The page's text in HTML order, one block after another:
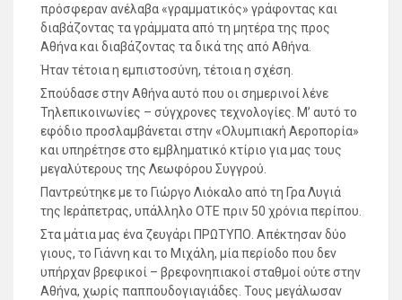
πρόσφεραν ανέλαβα «γραμματικός» γράφοντας και
διαβάζοντας τα γράμματα από τη μητέρα της προς
Αθήνα και διαβάζοντας τα δικά της από Αθήνα.
Ήταν τέτοια η εμπιστοσύνη, τέτοια η σχέση.
Σπούδασε στην Αθήνα αυτό που οι σημερινοί λένε
Τηλεπικοινωνίες – σύγχρονες τεχνολογίες. Μ’ αυτό το
εφόδιο προσλαμβάνεται στην «Ολυμπιακή Αεροπορία»
και υπηρέτησε στο εμβληματικό κτίριο για μας τους
μεγαλύτερους της Λεωφόρου Συγγρού.
Παντρεύτηκε με το Γιώργο Λιόκαλο από τη Γρα Λυγιά
της Ιεράπετρας, υπάλληλο ΟΤΕ πριν 50 χρόνια περίπου.
Στα μάτια μας ένα ζευγάρι ΠΡΩΤΥΠΟ. Απέκτησαν δύο
γιους, το Γιάννη και το Μιχάλη, μία περίοδο που δεν
υπήρχαν βρεφικοί – βρεφονηπιακοί σταθμοί ούτε στην
Αθήνα, χωρίς παππουδογιαγιάδες. Τους μεγάλωσαν